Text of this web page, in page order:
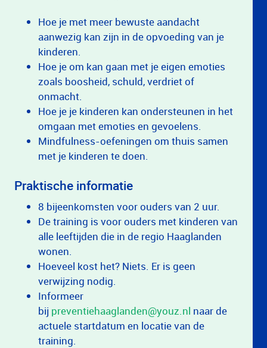
Hoe je met meer bewuste aandacht
aanwezig kan zijn in de opvoeding van je
kinderen.
Hoe je om kan gaan met je eigen emoties
zoals boosheid, schuld, verdriet of
onmacht.
Hoe je je kinderen kan ondersteunen in het
omgaan met emoties en gevoelens.
Mindfulness-oefeningen om thuis samen
met je kinderen te doen.
Praktische informatie
8 bijeenkomsten voor ouders van 2 uur.
De training is voor ouders met kinderen van
alle leeftijden die in de regio Haaglanden
wonen.
Hoeveel kost het? Niets. Er is geen
verwijzing nodig.
Informeer
bij preventiehaaglanden@youz.nl naar de
actuele startdatum en locatie van de
training.